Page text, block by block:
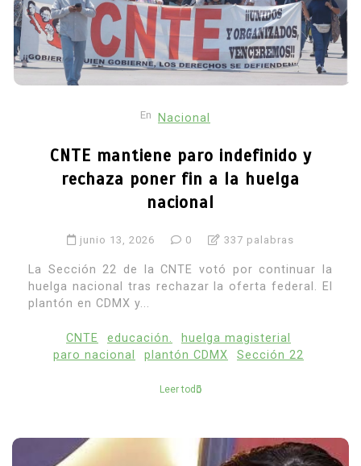
En Nacional
CNTE mantiene paro indefinido y
rechaza poner fin a la huelga
nacional
junio 13, 2026 0 337 palabras
La Sección 22 de la CNTE votó por continuar la
huelga nacional tras rechazar la oferta federal. El
plantón en CDMX y...
CNTE educación.
huelga magisterial
paro nacional
plantón CDMX Sección 22
Leer todo